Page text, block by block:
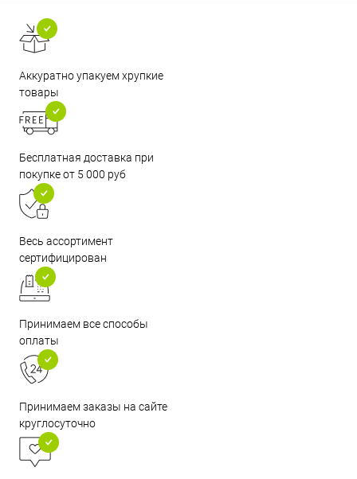
Аккуратно упакуем хрупкие
товары
Бесплатная доставка при
покупке от 5 000 руб
Весь ассортимент
сертифицирован
Принимаем все способы
оплаты
Принимаем заказы на сайте
круглосуточно